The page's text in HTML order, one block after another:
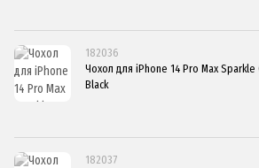
182036
Чохол для iPhone 14 Pro Max Sparkle
Black
182037